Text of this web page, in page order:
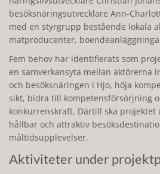
besöksnäringsutvecklare Ann-
med en styrgrupp bestående lokala
matproducenter,
Fem behov har identifierats som
en samverkansyta mellan aktörerna
och besöksnäringen i Hjo, höja
sikt, bidra till kompetensförsörjning
konkurrenskraft. Därtill ska projektet
hållbar och attraktiv
måltidsupplevelser.
Aktiviteter under